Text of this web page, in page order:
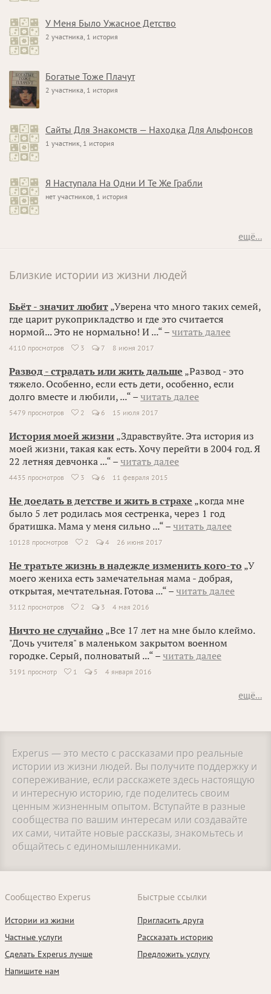
У Меня Было Ужасное Детство
2 участника, 1 история
Богатые Тоже Плачут
2 участника, 1 история
Сайты Для Знакомств — Находка Для Альфонсов
1 участник, 1 история
Я Наступала На Одни И Те Же Грабли
нет участников, 1 история
ещё...
Близкие истории из жизни людей
Бьёт - значит любит „Уверена что много таких семей,
где царит рукоприкладство и где это считается
нормой... Это не нормально! И ...“ – читать далее
4110 просмотров  3 7 8 июня 2017
Развод - страдать или жить дальше „Развод - это
тяжело. Особенно, если есть дети, особенно, если
долго вместе и любили, ...“ – читать далее
5479 просмотров  2 6 15 июля 2017
История моей жизни „Здравствуйте. Эта история из
моей жизни, такая как есть. Хочу перейти в 2004 год. Я
22 летняя девчонка ...“ – читать далее
4435 просмотров  3 6 11 февраля 2015
Не доедать в детстве и жить в страхе „когда мне
было 5 лет родилась моя сестренка, через 1 год
братишка. Мама у меня сильно ...“ – читать далее
10128 просмотров  2 4 26 июня 2017
Не тратьте жизнь в надежде изменить кого-то „У
моего жениха есть замечательная мама - добрая,
открытая, мечтательная. Готова ...“ – читать далее
3112 просмотров  2 3 4 мая 2016
Ничто не случайно „Все 17 лет на мне было клеймо.
"Дочь учителя" в маленьком закрытом военном
городке. Серый, полноватый ...“ – читать далее
3191 просмотр  1 5 4 января 2016
ещё...
Experus — это место с рассказами про реальные
истории из жизни людей. Вы получите поддержку и
сопереживание, если расскажете здесь настоящую
и интересную историю, где поделитесь своим
ценным жизненным опытом. Вступайте в разные
сообщества по вашим интересам или создавайте
их сами, читайте новые рассказы, знакомьтесь и
общайтесь с единомышленниками.
Сообщество Experus
Истории из жизни
Частные услуги
Сделать Experus лучше
Напишите нам
Быстрые ссылки
Пригласить друга
Рассказать историю
Предложить услугу